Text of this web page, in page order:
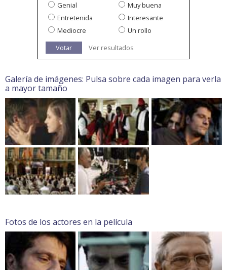
Genial
Muy buena
Entretenida
Interesante
Mediocre
Un rollo
Votar
Ver resultados
Galería de imágenes: Pulsa sobre cada imagen para verla
a mayor tamaño
Fotos de los actores en la película